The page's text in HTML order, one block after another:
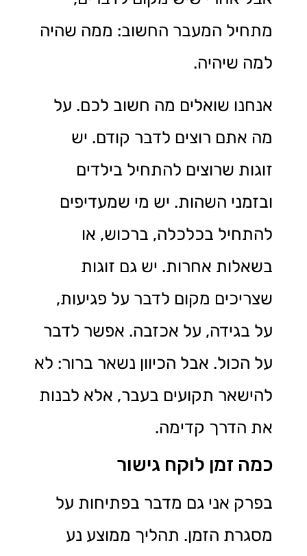
מתחיל המעבר החשוב: ממה שהיה
למה שיהיה.
אנחנו שואלים מה חשוב לכם. על
מה אתם רוצים לדבר קודם. יש
זוגות שרוצים להתחיל בילדים
ובזמני השהות. יש מי שמעדיפים
להתחיל בכלכלה, ברכוש, או
בשאלות אחרות. יש גם זוגות
שצריכים מקום לדבר על פגיעות,
על בגידה, על אכזבה. אפשר לדבר
על הכול. אבל הכיוון נשאר ברור: לא
להישאר תקועים בעבר, אלא לבנות
את הדרך קדימה.
כמה זמן לוקח גישור
בפרק אני גם מדבר בפתיחות על
מסגרת הזמן. תהליך ממוצע נע